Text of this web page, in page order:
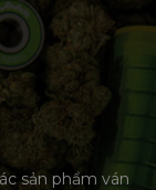
sản phẩm ván